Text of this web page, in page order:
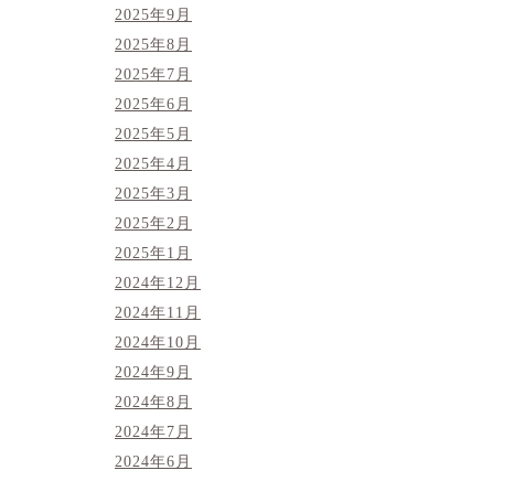
2025年9月
2025年8月
2025年7月
2025年6月
2025年5月
2025年4月
2025年3月
2025年2月
2025年1月
2024年12月
2024年11月
2024年10月
2024年9月
2024年8月
2024年7月
2024年6月